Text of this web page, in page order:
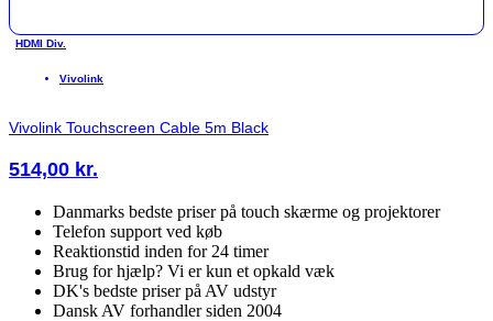
HDMI Div.
Vivolink
Vivolink Touchscreen Cable 5m Black
514,00 kr.
Danmarks bedste priser på touch skærme og projektorer
Telefon support ved køb
Reaktionstid inden for 24 timer
Brug for hjælp? Vi er kun et opkald væk
DK's bedste priser på AV udstyr
Dansk AV forhandler siden 2004